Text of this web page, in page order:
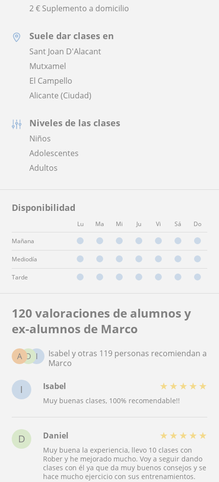
2 € Suplemento a domicilio
Suele dar clases en
Sant Joan D'Alacant
Mutxamel
El Campello
Alicante (Ciudad)
Niveles de las clases
Niños
Adolescentes
Adultos
Disponibilidad
Lu Ma Mi Ju Vi Sá Do
Mañana
Mediodía
Tarde
120 valoraciones de alumnos y
ex-alumnos de Marco
I
D
A
Isabel y otras 119 personas recomiendan a
Marco
I Isabel ★ ★ ★ ★ ★
Muy buenas clases, 100% recomendable!!
D Daniel ★ ★ ★ ★ ★
Muy buena la experiencia, llevo 10 clases con
Rober y he mejorado mucho. Voy a seguir dando
clases con él ya que da muy buenos consejos y se
hace mucho ejercicio con sus entrenamientos.